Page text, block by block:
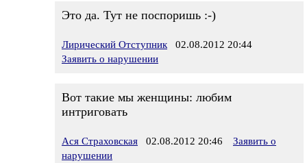
Это да. Тут не поспоришь :-)
Лирический Отступник 02.08.2012 20:44
Заявить о нарушении
Вот такие мы женщины: любим
интриговать
Ася Страховская 02.08.2012 20:46
Заявить о
нарушении